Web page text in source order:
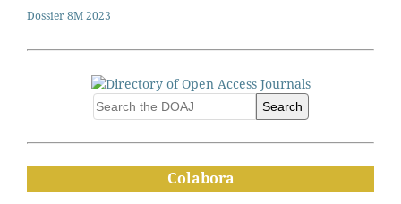
Dossier 8M 2023
Search
Colabora